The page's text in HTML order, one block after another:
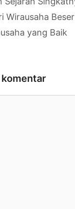
Wirausaha
yang Baik